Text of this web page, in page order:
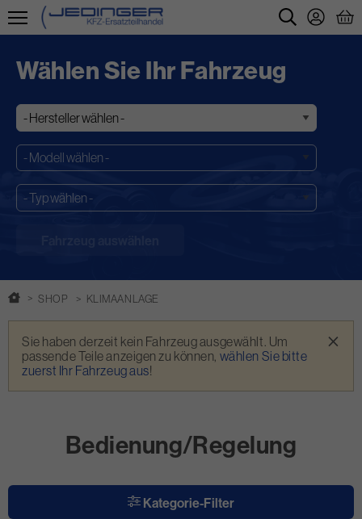
Direkt
Inhalt
Wählen Sie Ihr Fahrzeug
SHOP KLIMAANLAGE
Warnmeldung
Sie haben derzeit kein Fahrzeug ausgewählt. Um
passende Teile anzeigen zu können, wählen Sie bitte
zuerst Ihr Fahrzeug aus!
×
Bedienung/Regelung
Kategorie-Filter